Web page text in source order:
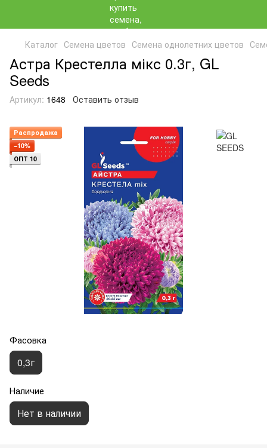
Каталог Семена цветов Семена однолетних цветов
Астра Крестелла мікс 0.3г, GL
Seeds
Артикул: 1648 Оставить отзыв
Распродажа
−10%
ОПТ 10
Фасовка
0,3г
Наличие
Нет в наличии